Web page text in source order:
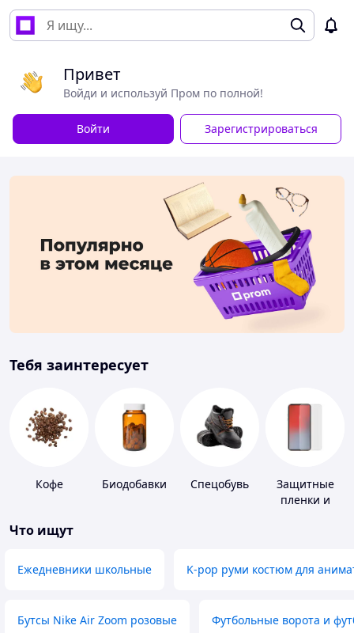
Привет
Войди и используй Пром по полной!
Войти Зарегистрироваться
Тебя заинтересует
Кофе Биодобавки Спецобувь
Защитные
пленки и
Что ищут
Ежедневники школьные K-pop руми костюм для
Бутсы Nike Air Zoom розовые Футбольные ворота и